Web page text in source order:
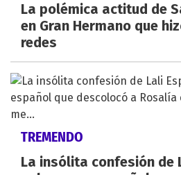
La polémica actitud de
en Gran Hermano que
redes
TREMENDO
La insólita confesión de